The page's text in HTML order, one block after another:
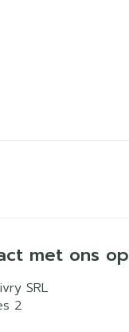
met ons op
SRL
2